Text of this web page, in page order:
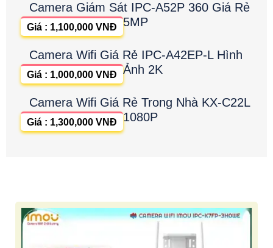
Camera Giám Sát IPC-A52P 360 Giá Rẻ
5MP
Giá : 1,100,000 VNĐ
Camera Wifi Giá Rẻ IPC-A42EP-L Hình
Ảnh 2K
Giá : 1,000,000 VNĐ
Camera Wifi Giá Rẻ Trong Nhà KX-C22L
1080P
Giá : 1,300,000 VNĐ